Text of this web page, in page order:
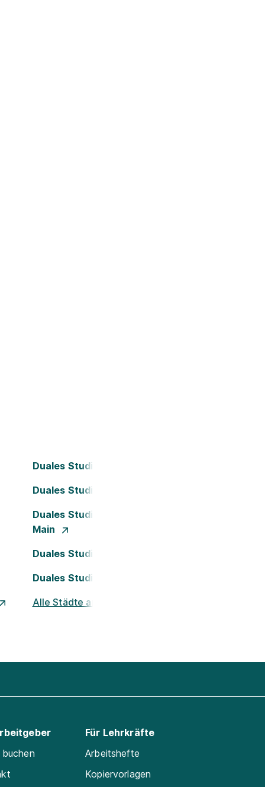
Duales Studium Bielefeld
Duales Studium Dortmund
Duales Studium Frankfurt am
Main
Duales Studium Köln
Duales Studium Nürnberg
Alle Städte ansehen
Für Lehrkräfte
Arbeitshefte
Kopiervorlagen